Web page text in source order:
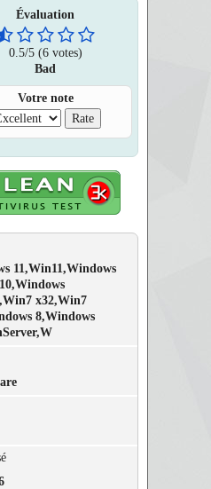
Évaluation
0.5/5 (6 votes)
Bad
Votre note
11,Win11,Windows
x32,Win7
8,Windows